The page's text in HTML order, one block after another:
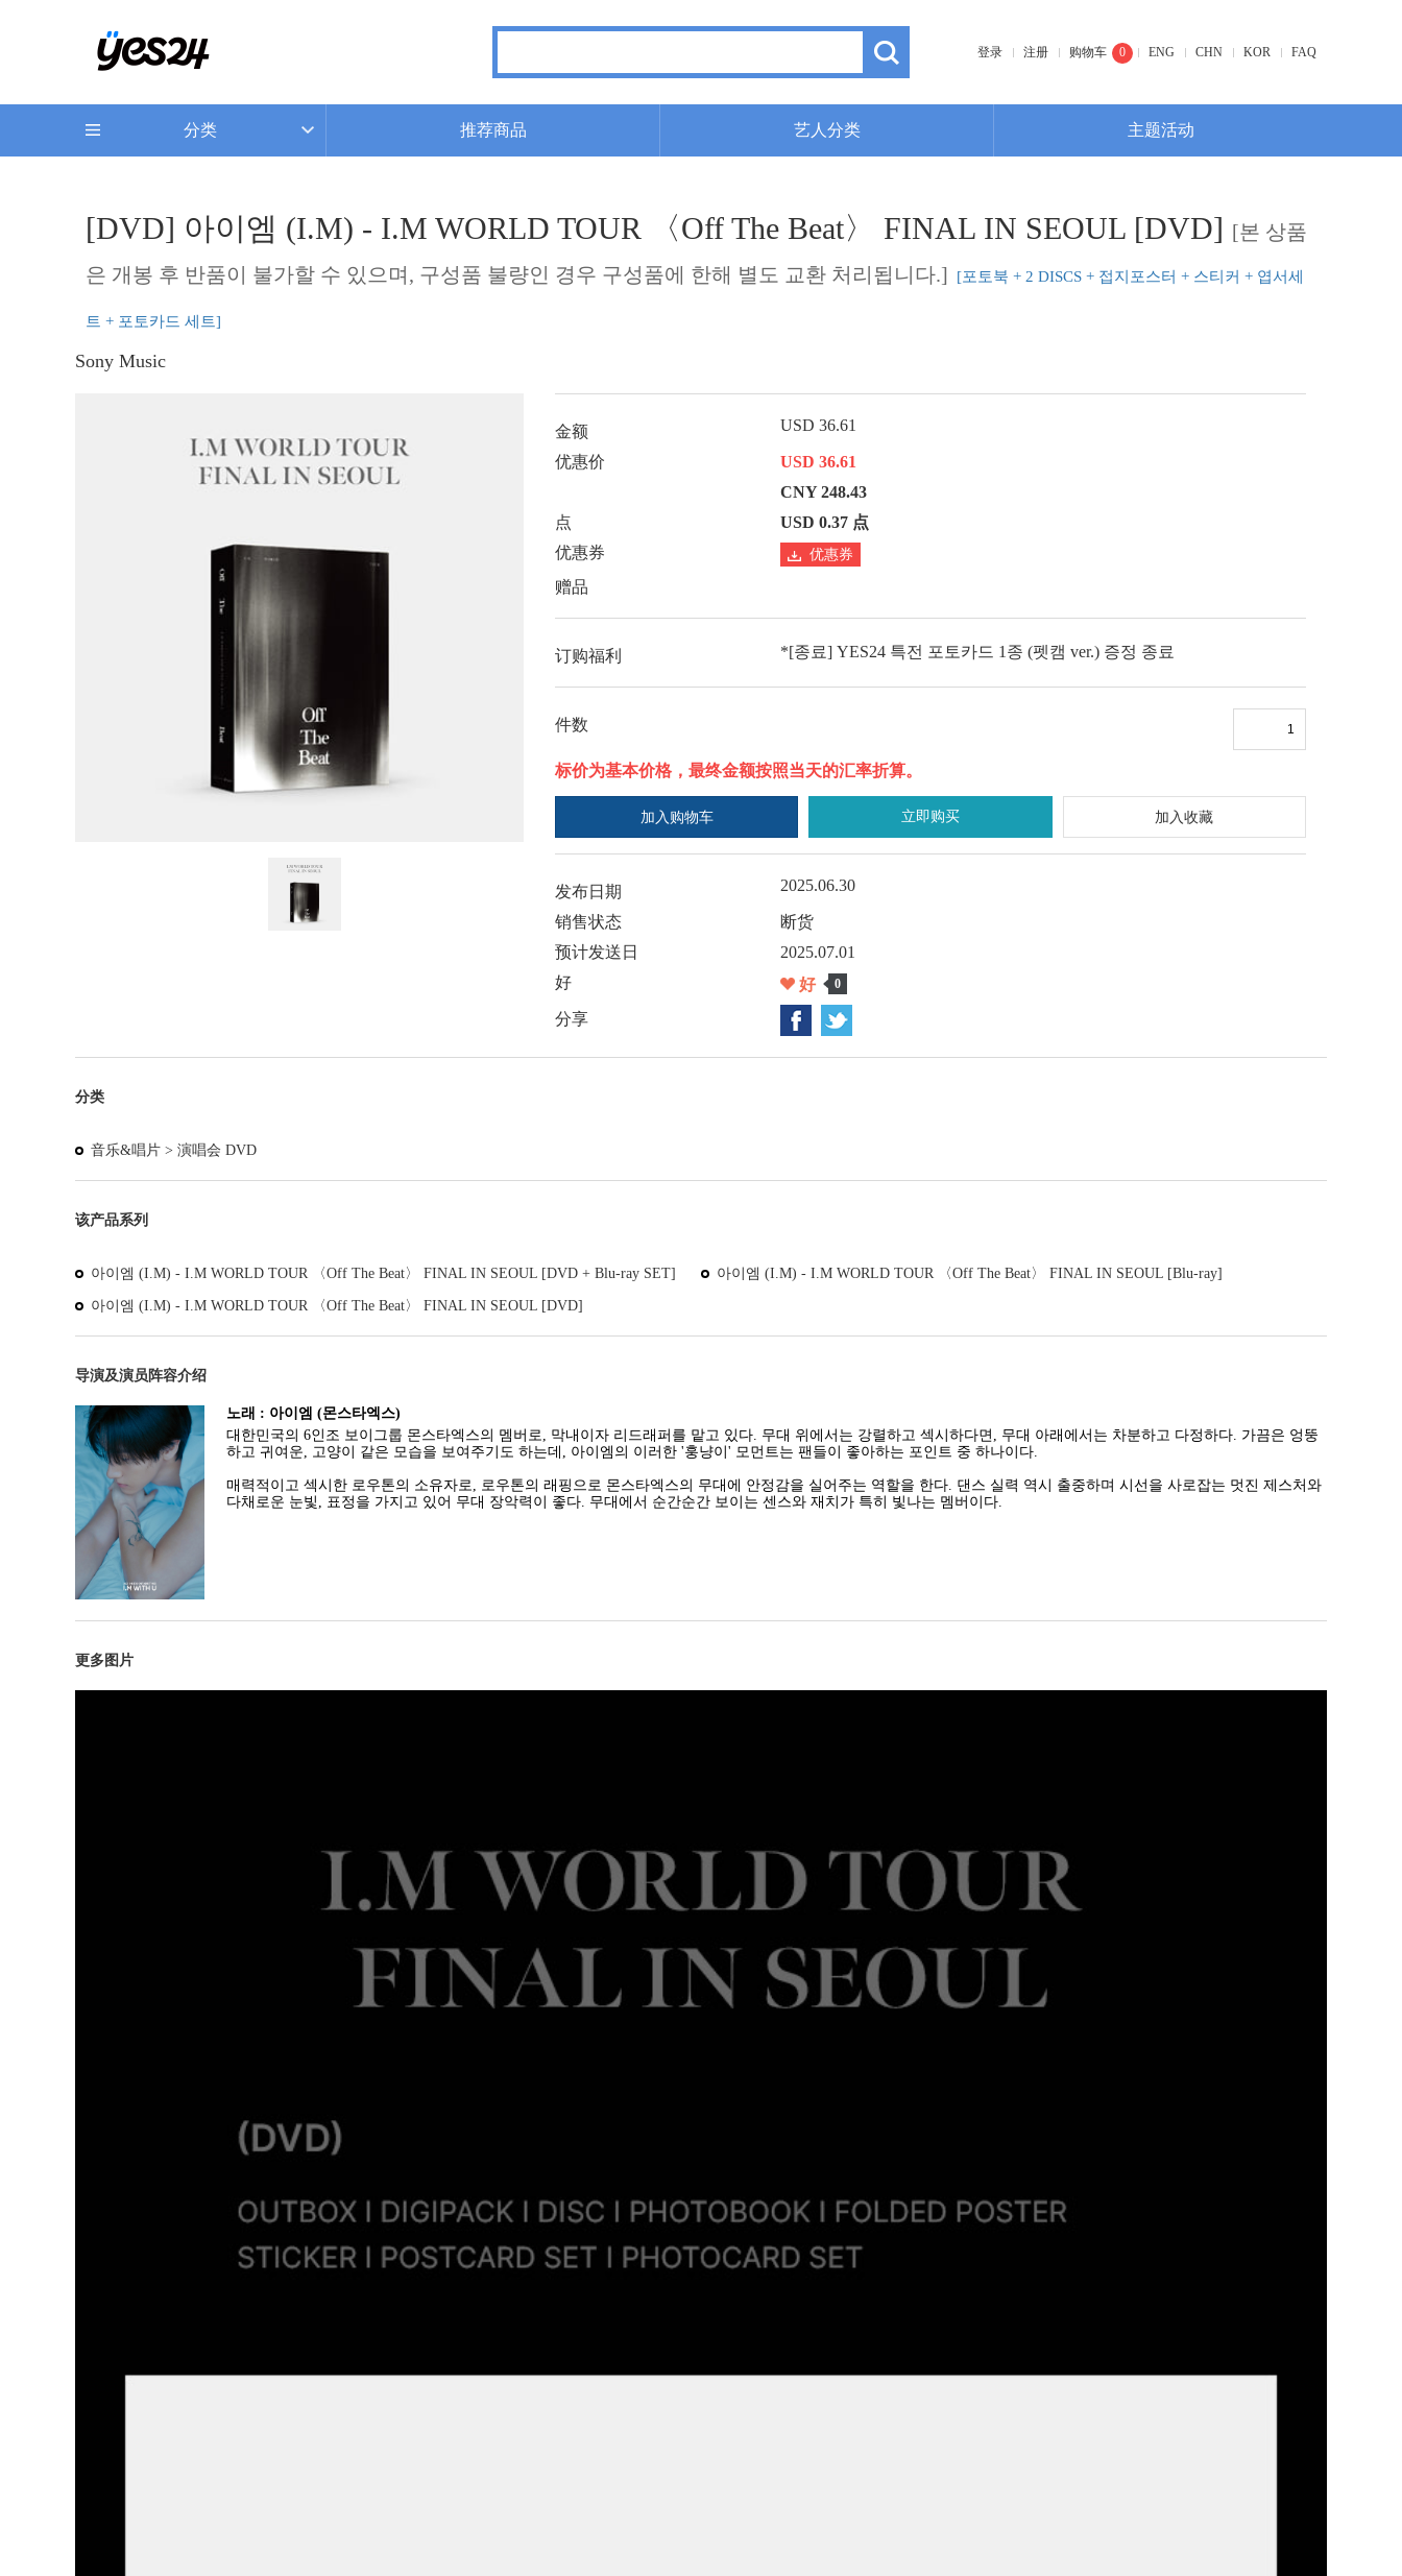
登录 注册 购物车 0 ENG CHN KOR FAQ
分类 推荐商品 艺人分类 主题活动
[DVD] 아이엠 (I.M) - I.M WORLD TOUR 〈Off The Beat〉 FINAL IN SEOUL [DVD] [본 상품
은 개봉 후 반품이 불가할 수 있으며, 구성품 불량인 경우 구성품에 한해 별도 교환 처리됩니다.]
[포토북 + 2 DISCS + 접지포스터 + 스티커 + 엽서세
트 + 포토카드 세트]
Sony Music
金额 USD 36.61
优惠价
USD 36.61
CNY 248.43
点
USD 0.37 点
优惠券
优惠券
赠品
订购福利 *[종료] YES24 특전 포토카드 1종 (펫캠 ver.) 증정 종료
件数
标价为基本价格，最终金额按照当天的汇率折算。
加入购物车 立即购买 加入收藏
发布日期 2025.06.30
销售状态
断货
预计发送日
2025.07.01
好
好 0
分享
分类
音乐&唱片 > 演唱会 DVD
该产品系列
아이엠 (I.M) - I.M WORLD TOUR 〈Off The Beat〉 FINAL IN SEOUL [DVD + Blu-ray SET] 아이엠 (I.M) - I.M WORLD TOUR 〈Off The Beat〉 FINAL IN SEOUL [Blu-ray]
아이엠 (I.M) - I.M WORLD TOUR 〈Off The Beat〉 FINAL IN SEOUL [DVD]
导演及演员阵容介绍
노래 : 아이엠 (몬스타엑스)
대한민국의 6인조 보이그룹 몬스타엑스의 멤버로, 막내이자 리드래퍼를 맡고 있다. 무대 위에서는 강렬하고 섹시하다면, 무대 아래에서는 차분하고 다정하다. 가끔은 엉뚱
하고 귀여운, 고양이 같은 모습을 보여주기도 하는데, 아이엠의 이러한 '훙냥이' 모먼트는 팬들이 좋아하는 포인트 중 하나이다.
매력적이고 섹시한 로우톤의 소유자로, 로우톤의 래핑으로 몬스타엑스의 무대에 안정감을 실어주는 역할을 한다. 댄스 실력 역시 출중하며 시선을 사로잡는 멋진 제스처와
다채로운 눈빛, 표정을 가지고 있어 무대 장악력이 좋다. 무대에서 순간순간 보이는 센스와 재치가 특히 빛나는 멤버이다.
更多图片